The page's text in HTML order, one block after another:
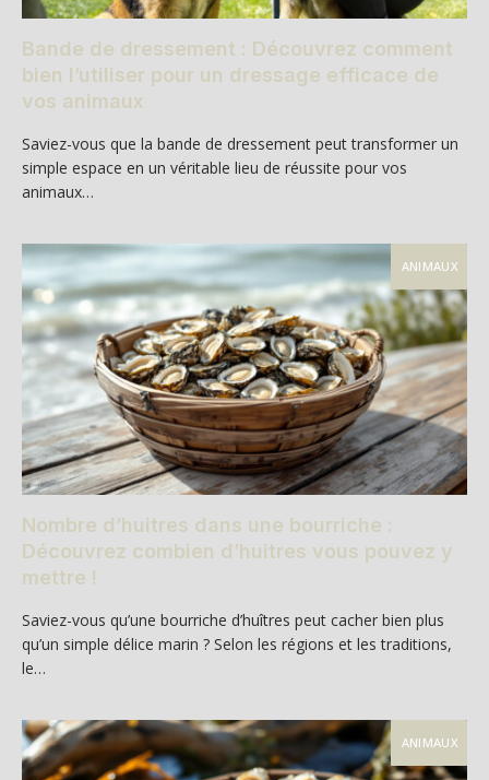
Bande de dressement : Découvrez comment
bien l’utiliser pour un dressage efficace de
vos animaux
Saviez-vous que la bande de dressement peut transformer un
simple espace en un véritable lieu de réussite pour vos
animaux…
ANIMAUX
Nombre d’huitres dans une bourriche :
Découvrez combien d’huitres vous pouvez y
mettre !
Saviez-vous qu’une bourriche d’huîtres peut cacher bien plus
qu’un simple délice marin ? Selon les régions et les traditions,
le…
ANIMAUX